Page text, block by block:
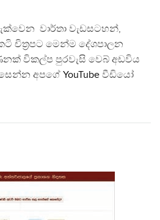
වාර්තා වැඩසටහන්,
චිත්‍රපට මෙන්ම දේශපාලන
විකල්ප පුරවැසි වෙබ් අඩවිය
අපගේ YouTube වීඩියෝ